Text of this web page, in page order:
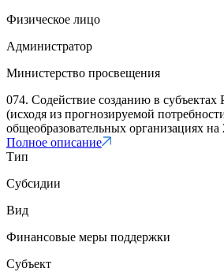
Физическое лицо
Администратор
Министерство просвещения
074. Содействие созданию в
(исходя из прогнозируемой
общеобразовательных организациях
Полное описание
Тип
Субсидии
Вид
Финансовые меры поддержки
Субъект